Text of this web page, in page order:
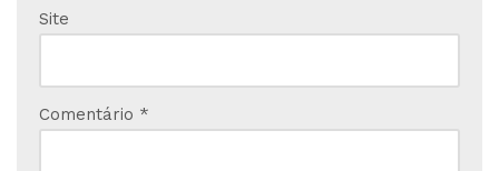
Site
Comentário *